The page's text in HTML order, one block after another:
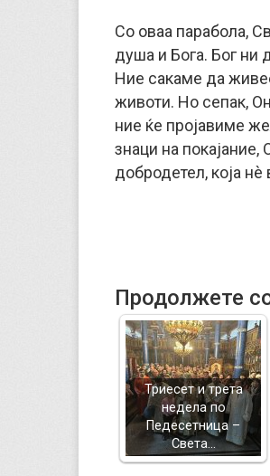
Со оваа парабола,
душа и Бога. Бог ни
Ние сакаме да
животи. Но сепак,
ние ќе пројавиме
знаци на
добродетел, којa нè
Продолжете
Триесет и трета
недела по
Педесетница –
Света…